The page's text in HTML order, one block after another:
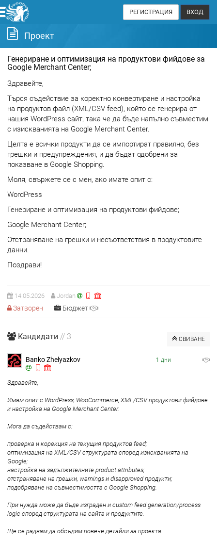
РЕГИСТРАЦИЯ ВХОД
Проект
Генериране и оптимизация на продуктови фийдове за
Google Merchant Center;
Здравейте,
Търся съдействие за коректно конвертиране и настройка
на продуктов файл (XML/CSV feed), който се генерира от
нашия WordPress сайт, така че да бъде напълно съвместим
с изискванията на Google Merchant Center.
Целта е всички продукти да се импортират правилно, без
грешки и предупреждения, и да бъдат одобрени за
показване в Google Shopping.
Моля, свържете се с мен, ако имате опит с:
WordPress
Генериране и оптимизация на продуктови фийдове;
Google Merchant Center;
Отстраняване на грешки и несъответствия в продуктовите
данни.
Поздрави!
14.05.2026 Jordan
Затворен Бюджет
Кандидати // 3 СВИВАНЕ
Banko Zhelyazkov
Здравейте,
Имам опит с WordPress, WooCommerce, XML/CSV продуктови фийдове
и настройка на Google Merchant Center.
Мога да съдействам с:
проверка и корекция на текущия продуктов feed;
оптимизация на XML/CSV структурата според изискванията на
Google;
настройка на задължителните product attributes;
отстраняване на грешки, warnings и disapproved продукти;
подобряване на съвместимостта с Google Shopping.
При нужда може да бъде изграден и custom feed generation/process
logic според структурата на сайта и продуктите.
Ще се радвам да обсъдим повече детайли за проекта.
1 дни